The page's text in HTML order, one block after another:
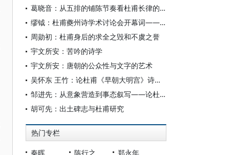
葛晓音：从五排的铺陈节奏看杜甫长律的转型
缪钺：杜甫夔州诗学术讨论会开幕词——综述杜甫夔州诗
周勋初：杜甫身后的求全之毁和不虞之誉
宇文所安：苦吟的诗学
宇文所安：唐朝的公众性与文字的艺术
吴怀东 王竹：论杜甫《早朝大明宫》诗与玄、肃二帝之争
邹进先：从意象营造到事态叙写——论杜诗叙事的审美形态与诗学意义
胡可先：出土碑志与杜甫研究
热门专栏
秦晖 陈行之
郑永年